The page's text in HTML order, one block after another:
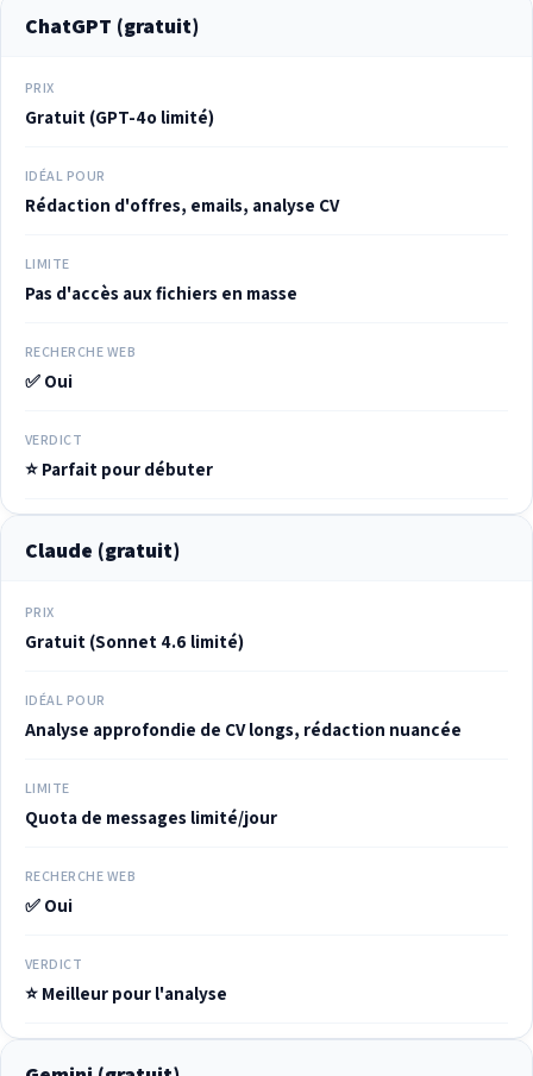
ChatGPT (gratuit)
PRIX
Gratuit (GPT-4o limité)
IDÉAL POUR
Rédaction d'offres, emails, analyse CV
LIMITE
Pas d'accès aux fichiers en masse
RECHERCHE WEB
✅ Oui
VERDICT
⭐ Parfait pour débuter
Claude (gratuit)
PRIX
Gratuit (Sonnet 4.6 limité)
IDÉAL POUR
Analyse approfondie de CV longs, rédaction nuancée
LIMITE
Quota de messages limité/jour
RECHERCHE WEB
✅ Oui
VERDICT
⭐ Meilleur pour l'analyse